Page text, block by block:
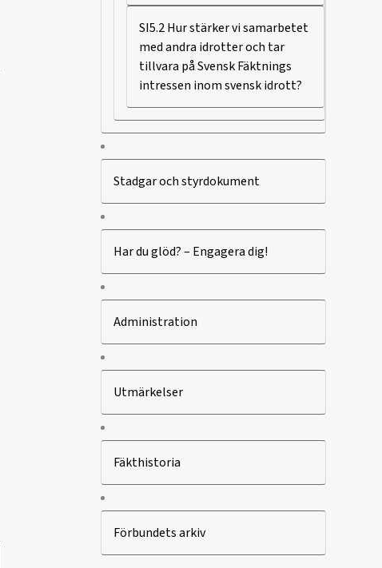
SI5.2 Hur stärker vi samarbetet
med andra idrotter och tar
tillvara på Svensk Fäktnings
intressen inom svensk idrott?
Stadgar och styrdokument
Har du glöd? – Engagera dig!
Administration
Utmärkelser
Fäkthistoria
Förbundets arkiv